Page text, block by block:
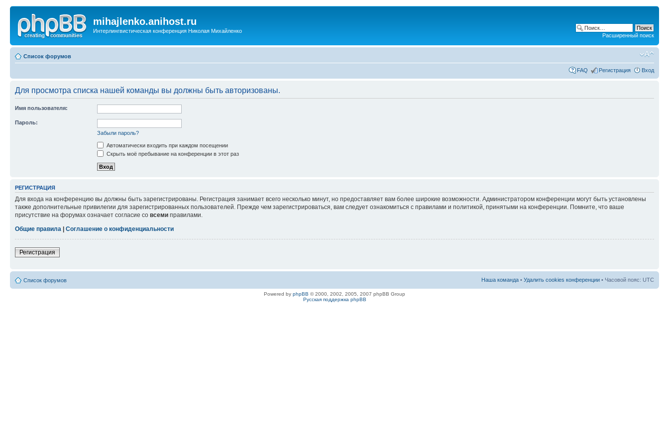
mihajlenko.anihost.ru
Интерлингвистическая конференция Николая Михайленко
Расширенный поиск
Список форумов
FAQ Регистрация Вход
Для просмотра списка нашей команды вы должны быть авторизованы.
Имя пользователя:
Пароль:
Забыли пароль?
Автоматически входить при каждом посещении
Скрыть моё пребывание на конференции в этот раз
РЕГИСТРАЦИЯ
Для входа на конференцию вы должны быть зарегистрированы. Регистрация занимает всего несколько минут, но предоставляет вам более широкие возможности. Администратором конференции могут быть установлены
также дополнительные привилегии для зарегистрированных пользователей. Прежде чем зарегистрироваться, вам следует ознакомиться с правилами и политикой, принятыми на конференции. Помните, что ваше
присутствие на форумах означает согласие со всеми правилами.
Общие правила
Соглашение о конфиденциальности
Регистрация
Список форумов Наша команда • Удалить cookies конференции • Часовой пояс: UTC
Powered by phpBB © 2000, 2002, 2005, 2007 phpBB Group
Русская поддержка phpBB